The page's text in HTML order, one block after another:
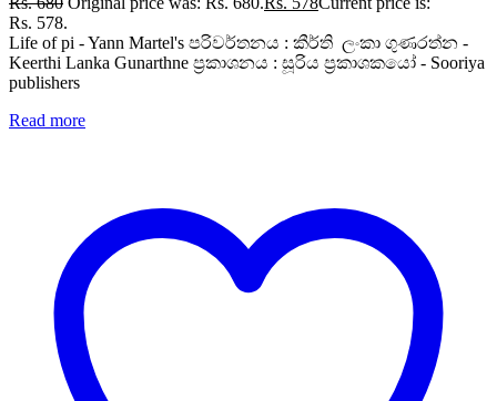
Rs. 578.
Life of pi - Yann Martel's පරිවර්තනය : කීර්ති ලංකා ගුණරත්න -
Keerthi Lanka Gunarthne ප්‍රකාශනය : සූරිය ප්‍රකාශකයෝ - Sooriya
publishers
Read more